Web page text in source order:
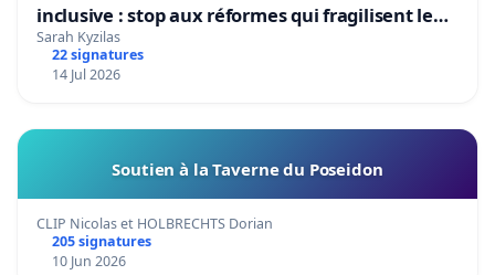
inclusive : stop aux réformes qui fragilisent le
primaire
Sarah Kyzilas
22 signatures
14 Jul 2026
Soutien à la Taverne du Poseidon
CLIP Nicolas et HOLBRECHTS Dorian
205 signatures
10 Jun 2026